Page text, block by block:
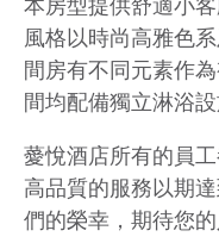
風格以時尚高雅色
間房有不同元素作
間均配備獨立淋浴
薆悅酒店所有的員
高品質的服務以期
們的榮幸，期待您的